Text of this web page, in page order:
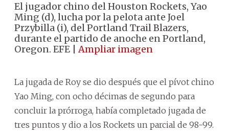
El jugador chino del Houston Rockets, Yao
Ming (d), lucha por la pelota ante Joel
Przybilla (i), del Portland Trail Blazers,
durante el partido de anoche en Portland,
Oregon. EFE |Ampliar imagen
La jugada de Roy se dio después que el pívot chino
Yao Ming, con ocho décimas de segundo para
concluir la prórroga, había completado jugada de
tres puntos y dio a los Rockets un parcial de 98-99.